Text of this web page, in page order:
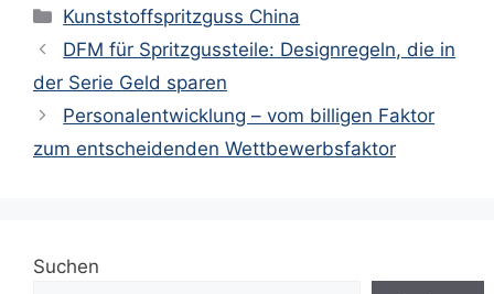
Kategorien
Kunststoffspritzguss China
DFM für Spritzgussteile: Designregeln, die in
der Serie Geld sparen
Personalentwicklung – vom billigen Faktor
zum entscheidenden Wettbewerbsfaktor
Suchen